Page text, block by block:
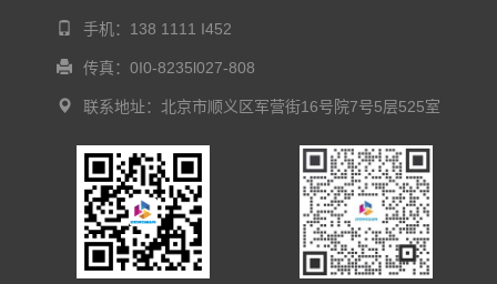
手机：138 1111 I452
传真：0I0-8235l027-808
联系地址：北京市顺义区军营街16号院7号5层525室